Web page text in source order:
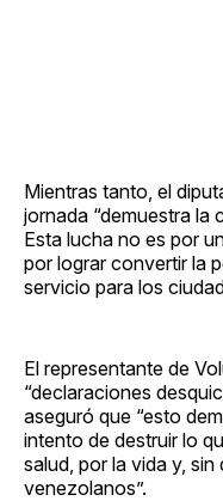
Mientras tanto, el
jornada “demuestra la
Esta lucha no es por
por lograr convertir la
servicio para los
El representante de
“declaraciones
aseguró que “esto
intento de destruir lo
salud, por la vida y,
venezolanos”.